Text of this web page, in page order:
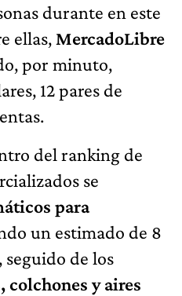
durante en este
ellas, MercadoLibre
por minuto,
12 pares de
del ranking de
se
para
un estimado de 8
de los
colchones y aires